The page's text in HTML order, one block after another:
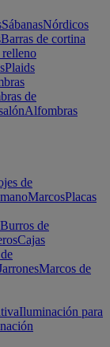
SábanasNórdicos
Barras de cortina
Plaids
de
Alfombras
de
MarcosPlacas
Burros de
Cajas
Marcos de
Iluminación para